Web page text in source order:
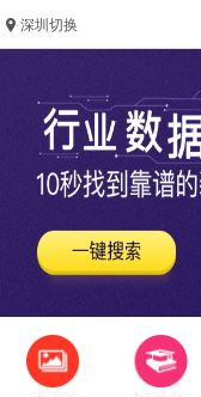
深圳切换